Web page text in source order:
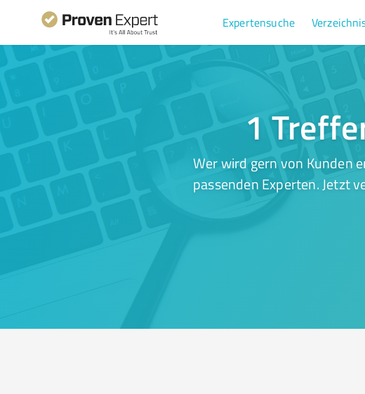
Expertensuche
1
Wer wird gern von Kunden
passenden Experten. Jetzt